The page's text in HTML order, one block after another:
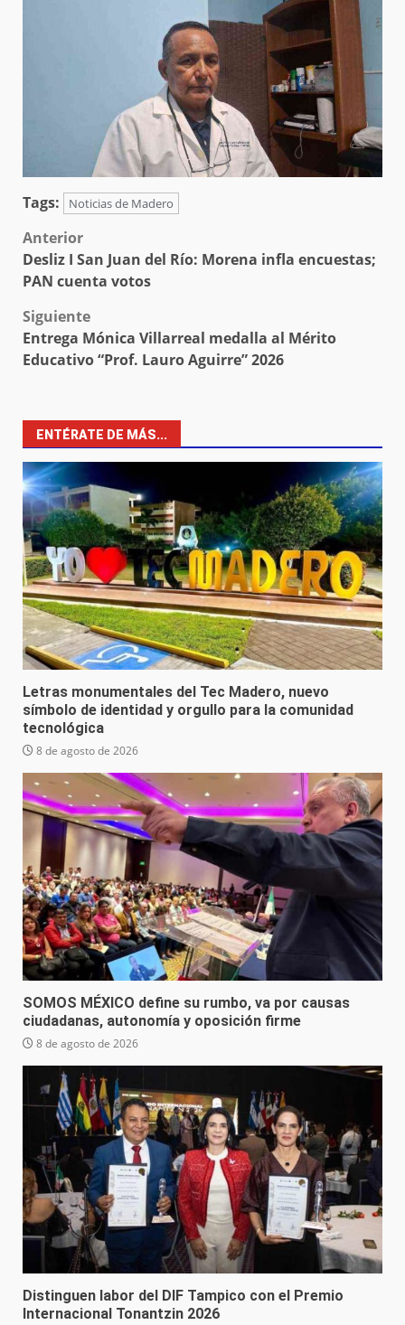
Tags: Noticias de Madero
Post
navigation
Anterior
Desliz I San Juan del Río: Morena infla encuestas;
PAN cuenta votos
Siguiente
Entrega Mónica Villarreal medalla al Mérito
Educativo “Prof. Lauro Aguirre” 2026
ENTÉRATE DE MÁS...
Letras monumentales del Tec Madero, nuevo
símbolo de identidad y orgullo para la comunidad
tecnológica
8 de agosto de 2026
SOMOS MÉXICO define su rumbo, va por causas
ciudadanas, autonomía y oposición firme
8 de agosto de 2026
Distinguen labor del DIF Tampico con el Premio
Internacional Tonantzin 2026